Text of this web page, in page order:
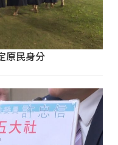
原民身分